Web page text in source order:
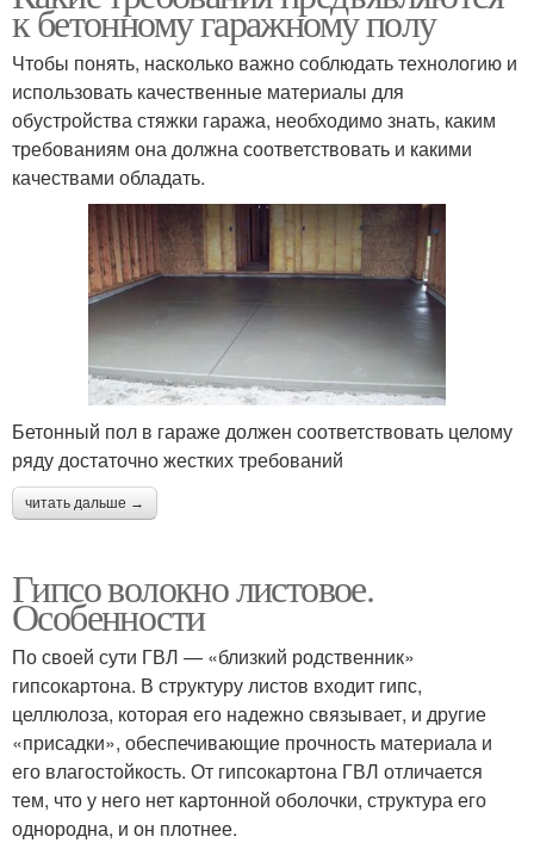
к бетонному гаражному полу
Чтобы понять, насколько важно соблюдать технологию и
использовать качественные материалы для
обустройства стяжки гаража, необходимо знать, каким
требованиям она должна соответствовать и какими
качествами обладать.
Бетонный пол в гараже должен соответствовать целому
ряду достаточно жестких требований
читать дальше →
Гипсо волокно листовое.
Особенности
По своей сути ГВЛ — «близкий родственник»
гипсокартона. В структуру листов входит гипс,
целлюлоза, которая его надежно связывает, и другие
«присадки», обеспечивающие прочность материала и
его влагостойкость. От гипсокартона ГВЛ отличается
тем, что у него нет картонной оболочки, структура его
однородна, и он плотнее.